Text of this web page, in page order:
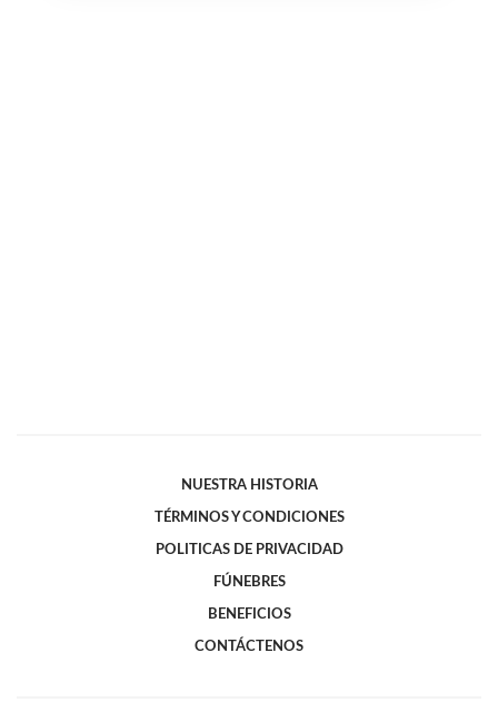
NUESTRA HISTORIA
TÉRMINOS Y CONDICIONES
POLITICAS DE PRIVACIDAD
FÚNEBRES
BENEFICIOS
CONTÁCTENOS